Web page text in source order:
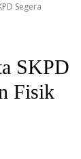
Segera
SKPD
Fisik